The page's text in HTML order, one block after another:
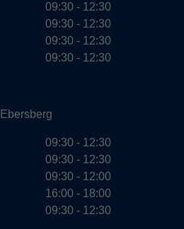
09:30 - 12:30
09:30 - 12:30
09:30 - 12:30
09:30 - 12:30
09:30 - 12:30
09:30 - 12:30
09:30 - 12:00
16:00 - 18:00
09:30 - 12:30